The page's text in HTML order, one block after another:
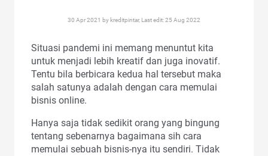
30 Apr 2021 by kreditpintar, Last edit: 25 Aug 2022
Situasi pandemi ini memang menuntut kita
untuk menjadi lebih kreatif dan juga inovatif.
Tentu bila berbicara kedua hal tersebut maka
salah satunya adalah dengan cara memulai
bisnis online.
Hanya saja tidak sedikit orang yang bingung
tentang sebenarnya bagaimana sih cara
memulai sebuah bisnis-nya itu sendiri. Tidak